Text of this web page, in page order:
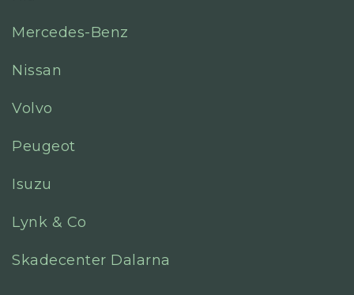
Mercedes-Benz
Nissan
Volvo
Peugeot
Isuzu
Lynk & Co
Skadecenter Dalarna